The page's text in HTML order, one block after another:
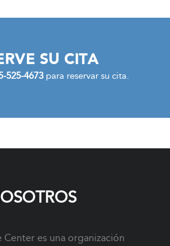
SU CITA
525-4673 para reservar su cita.
Center es una organización